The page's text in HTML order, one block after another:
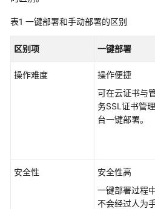
绍
计
说
表1 一键部署和手动部署的区别
区别项 一键部署
操作难度
操作便捷
可在云证书与
务SSL证书管
台一键部署。
安全性
安全性高
一键部署过程
不会经过人为